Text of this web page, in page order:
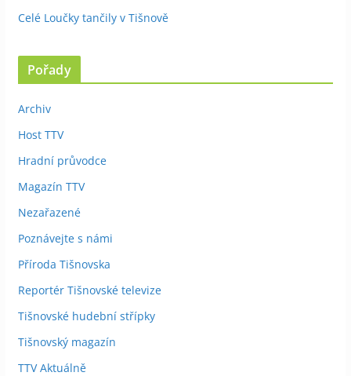
Celé Loučky tančily v Tišnově
Pořady
Archiv
Host TTV
Hradní průvodce
Magazín TTV
Nezařazené
Poznávejte s námi
Příroda Tišnovska
Reportér Tišnovské televize
Tišnovské hudební střípky
Tišnovský magazín
TTV Aktuálně